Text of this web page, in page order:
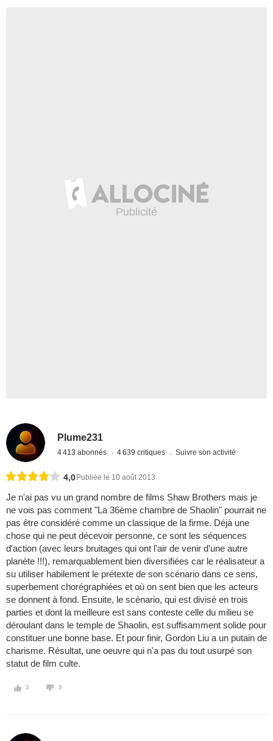
Plume231
4 413 abonnés 4 639 critiques Suivre son activité
4,0 Publiée le 10 août 2013
Je n'ai pas vu un grand nombre de films Shaw Brothers mais je
ne vois pas comment "La 36ème chambre de Shaolin" pourrait ne
pas être considéré comme un classique de la firme. Déjà une
chose qui ne peut décevoir personne, ce sont les séquences
d'action (avec leurs bruitages qui ont l'air de venir d'une autre
planète !!!), remarquablement bien diversifiées car le réalisateur a
su utiliser habilement le prétexte de son scénario dans ce sens,
superbement chorégraphiées et où on sent bien que les acteurs
se donnent à fond. Ensuite, le scénario, qui est divisé en trois
parties et dont la meilleure est sans conteste celle du milieu se
déroulant dans le temple de Shaolin, est suffisamment solide pour
constituer une bonne base. Et pour finir, Gordon Liu a un putain de
charisme. Résultat, une oeuvre qui n'a pas du tout usurpé son
statut de film culte.
3 9